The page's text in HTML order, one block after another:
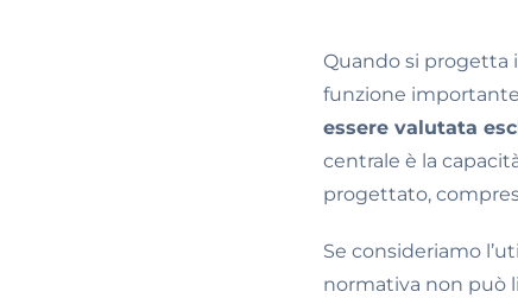
Quando si progetta
funzione
essere valutata
centrale è la
progettato,
Se consideriamo
normativa non può